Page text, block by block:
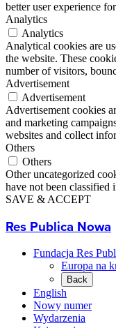
better user experience
Analytics
Analytics
Analytical cookies are
the website. These
number of visitors,
Advertisement
Advertisement
Advertisement cookies
and marketing
websites and collect
Others
Others
Other uncategorized
have not been classified
SAVE & ACCEPT
Res Publica Nowa
Fundacja Res
Europa na
Back
English
Nowy numer
Wydarzenia